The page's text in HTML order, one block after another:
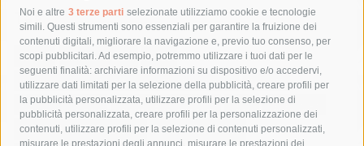
Noi e altre 3 terze parti selezionate utilizziamo cookie e tecnologie
simili. Questi strumenti sono essenziali per garantire la fruizione dei
contenuti digitali, migliorare la navigazione e, previo tuo consenso, per
scopi pubblicitari. Ad esempio, potremmo utilizzare i tuoi dati per le
seguenti finalità: archiviare informazioni su dispositivo e/o accedervi,
utilizzare dati limitati per la selezione della pubblicità, creare profili per
la pubblicità personalizzata, utilizzare profili per la selezione di
pubblicità personalizzata, creare profili per la personalizzazione dei
contenuti, utilizzare profili per la selezione di contenuti personalizzati,
misurare le prestazioni degli annunci, misurare le prestazioni dei
Tag
acqua allerta meteo
anas
area marina protetta di punta campanella
arresto
Asl Napoli 3 sud
capitaneria di porto capri
carabinieri
castellammare di stabia
circumvesuviana